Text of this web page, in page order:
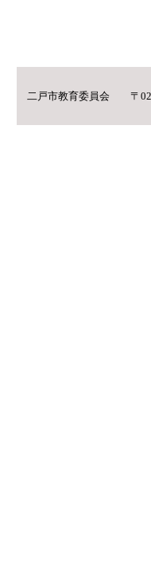
二戸市教育委員会 〒